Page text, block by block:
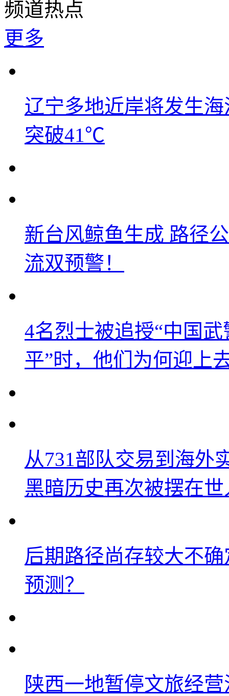
频道热点
更多
辽宁多地近岸将发生
突破41℃
新台风鲸鱼生成 路径
流双预警！
4名烈士被追授“中国
平”时，他们为何迎上
从731部队交易到海外
黑暗历史再次被摆在
后期路径尚存较大不
预测？
陕西一地暂停文旅经